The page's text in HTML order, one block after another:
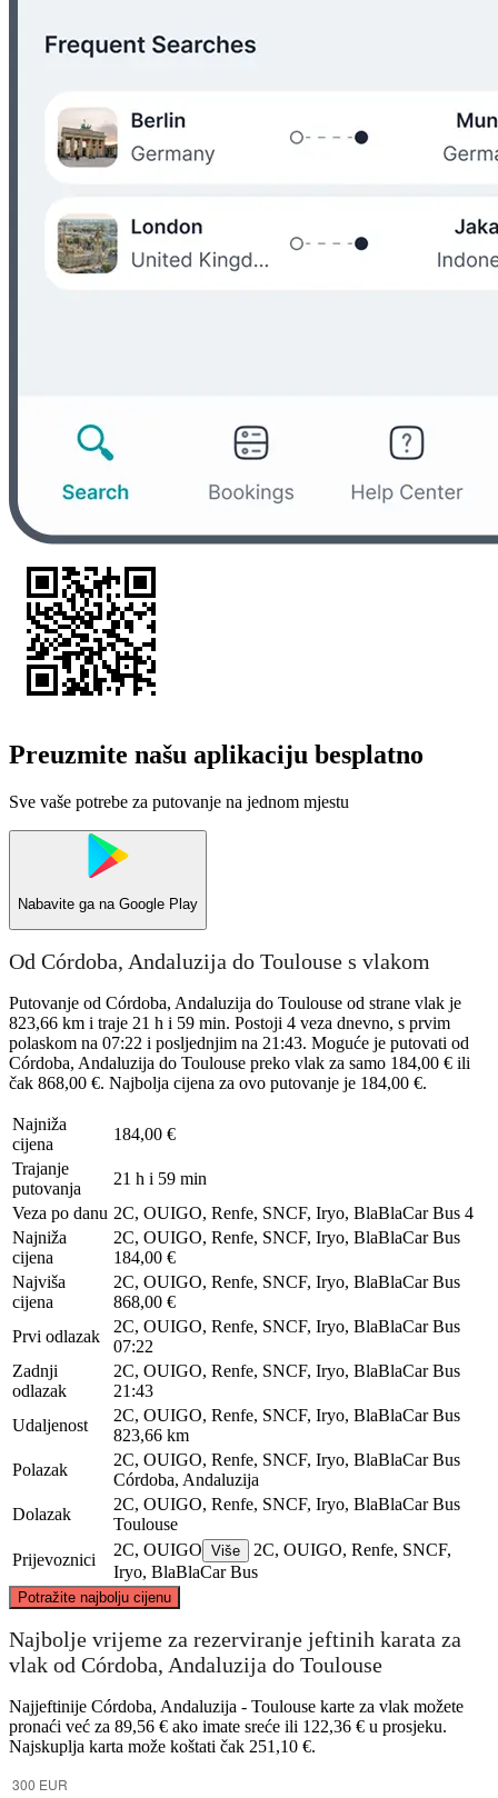
Preuzmite našu aplikaciju besplatno
Sve vaše potrebe za putovanje na jednom mjestu
Nabavite ga na Google Play
Od Córdoba, Andaluzija do Toulouse s vlakom
Putovanje od Córdoba, Andaluzija do Toulouse od strane vlak je
823,66 km i traje 21 h i 59 min. Postoji 4 veza dnevno, s prvim
polaskom na 07:22 i posljednjim na 21:43. Moguće je putovati od
Córdoba, Andaluzija do Toulouse preko vlak za samo 184,00 € ili
čak 868,00 €. Najbolja cijena za ovo putovanje je 184,00 €.
Najniža
cijena
184,00 €
Trajanje
putovanja
21 h i 59 min
Veza po danu 2C, OUIGO, Renfe, SNCF, Iryo, BlaBlaCar Bus 4
Najniža
cijena
2C, OUIGO, Renfe, SNCF, Iryo, BlaBlaCar Bus
184,00 €
Najviša
cijena
2C, OUIGO, Renfe, SNCF, Iryo, BlaBlaCar Bus
868,00 €
Prvi odlazak
2C, OUIGO, Renfe, SNCF, Iryo, BlaBlaCar Bus
07:22
Zadnji
odlazak
2C, OUIGO, Renfe, SNCF, Iryo, BlaBlaCar Bus
21:43
Udaljenost
2C, OUIGO, Renfe, SNCF, Iryo, BlaBlaCar Bus
823,66 km
Polazak
2C, OUIGO, Renfe, SNCF, Iryo, BlaBlaCar Bus
Córdoba, Andaluzija
Dolazak
2C, OUIGO, Renfe, SNCF, Iryo, BlaBlaCar Bus
Toulouse
Prijevoznici
2C, OUIGO Više
2C, OUIGO, Renfe, SNCF,
Iryo, BlaBlaCar Bus
Potražite najbolju cijenu
©
Najbolje vrijeme za rezerviranje jeftinih karata za
vlak od Córdoba, Andaluzija do Toulouse
Najjeftinije Córdoba, Andaluzija - Toulouse karte za vlak možete
pronaći već za 89,56 € ako imate sreće ili 122,36 € u prosjeku.
Najskuplja karta može koštati čak 251,10 €.